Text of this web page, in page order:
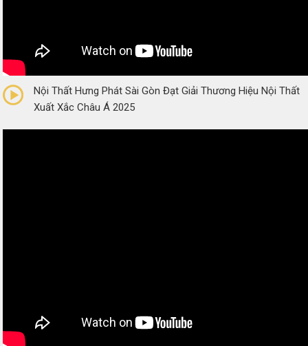
(0 Reviews)
Nội Thất Hưng Phát Sài Gòn Đạt Giải Thương Hiệu Nội Thất
Xuất Xắc Châu Á 2025
(0 Reviews)